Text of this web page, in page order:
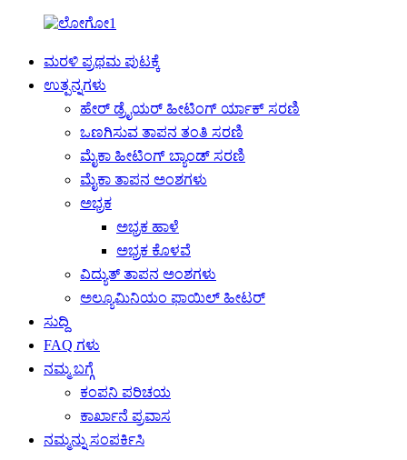
ಮರಳಿ ಪ್ರಥಮ ಪುಟಕ್ಕೆ
ಉತ್ಪನ್ನಗಳು
ಹೇರ್ ಡ್ರೈಯರ್ ಹೀಟಿಂಗ್ ರ್ಯಾಕ್ ಸರಣಿ
ಒಣಗಿಸುವ ತಾಪನ ತಂತಿ ಸರಣಿ
ಮೈಕಾ ಹೀಟಿಂಗ್ ಬ್ಯಾಂಡ್ ಸರಣಿ
ಮೈಕಾ ತಾಪನ ಅಂಶಗಳು
ಅಭ್ರಕ
ಅಭ್ರಕ ಹಾಳೆ
ಅಭ್ರಕ ಕೊಳವೆ
ವಿದ್ಯುತ್ ತಾಪನ ಅಂಶಗಳು
ಅಲ್ಯೂಮಿನಿಯಂ ಫಾಯಿಲ್ ಹೀಟರ್
ಸುದ್ದಿ
FAQ ಗಳು
ನಮ್ಮ ಬಗ್ಗೆ
ಕಂಪನಿ ಪರಿಚಯ
ಕಾರ್ಖಾನೆ ಪ್ರವಾಸ
ನಮ್ಮನ್ನು ಸಂಪರ್ಕಿಸಿ